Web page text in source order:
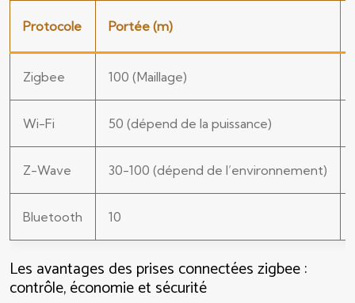
Protocole Portée (m)
Zigbee 100 (Maillage)
Wi-Fi 50 (dépend de la puissance)
Z-Wave 30-100 (dépend de l’environnement)
Bluetooth 10
Les avantages des prises connectées zigbee :
contrôle, économie et sécurité